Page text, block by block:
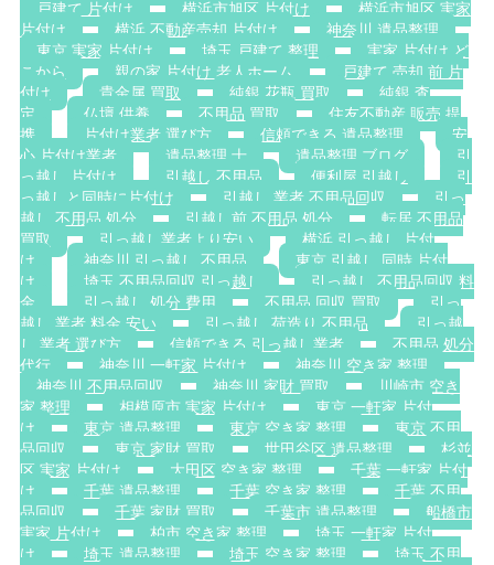
戸建て 片付け 横浜市旭区 片付け
横浜市旭区 実家
片付け
横浜 不動産売却 片付け
神奈川 遺品整理
東京 実家 片付け
埼玉 戸建て 整理
実家 片付け ど
こから
親の家 片付け 老人ホーム
戸建て 売却 前 片
付け
貴金属 買取 純銀 花瓶 買取
純銀 査
定
仏壇 供養 不用品 買取
住友不動産 販売 提
携
片付け業者 選び方 信頼できる 遺品整理
安
心 片付け業者
遺品整理 士 遺品整理 ブログ
引
っ越し 片付け
引越し 不用品 便利屋 引越し
引
っ越しと同時に片付け
引越し 業者 不用品回収
引っ
越し 不用品 処分
引越し前 不用品 処分
転居 不用品
買取
引っ越し業者より安い
横浜 引っ越し 片付
け
神奈川 引っ越し 不用品
東京 引越し 同時 片付
け
埼玉 不用品回収 引っ越し
引っ越し 不用品回収 料
金
引っ越し 処分 費用 不用品 回収 買取
引っ
越し 業者 料金 安い
引っ越し 荷造り 不用品
引っ越
し 業者 選び方
信頼できる 引っ越し業者
不用品 処分
代行
神奈川 一軒家 片付け
神奈川 空き家 整理
神奈川 不用品回収
神奈川 家財 買取
川崎市 空き
家 整理
相模原市 実家 片付け
東京 一軒家 片付
け
東京 遺品整理 東京 空き家 整理
東京 不用
品回収
東京 家財 買取 世田谷区 遺品整理
杉並
区 実家 片付け
大田区 空き家 整理
千葉 一軒家 片付
け
千葉 遺品整理 千葉 空き家 整理
千葉 不用
品回収
千葉 家財 買取 千葉市 遺品整理
船橋市
実家 片付け
柏市 空き家 整理
埼玉 一軒家 片付
け
埼玉 遺品整理 埼玉 空き家 整理
埼玉 不用